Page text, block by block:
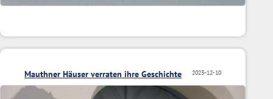
2023-12-10
Mauthner Häuser verraten ihre Geschichte